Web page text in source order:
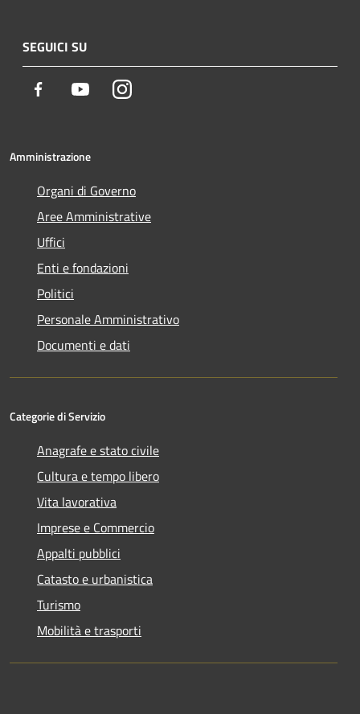
SEGUICI SU
Facebook YoutubeInstagram
Amministrazione
Organi di Governo
Aree Amministrative
Uffici
Enti e fondazioni
Politici
Personale Amministrativo
Documenti e dati
Categorie di Servizio
Anagrafe e stato civile
Cultura e tempo libero
Vita lavorativa
Imprese e Commercio
Appalti pubblici
Catasto e urbanistica
Turismo
Mobilità e trasporti